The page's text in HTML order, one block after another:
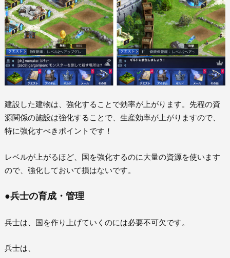
建設した建物は、強化することで効率が上がります。先程の資
源関係の施設は強化することで、生産効率が上がりますので、
特に強化すべきポイントです！
レベルが上がるほど、国を強化するのに大量の資源を使います
ので、強化しておいて損はないです。
●兵士の育成・管理
兵士は、国を作り上げていくのには必要不可欠です。
兵士は、